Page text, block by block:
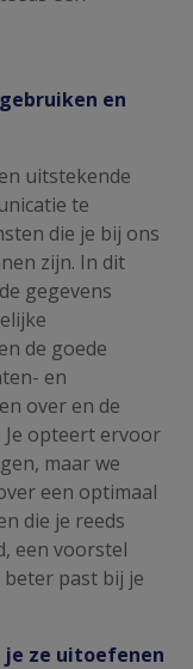
en
uitstekende
te
die je bij ons
zijn. In dit
gegevens
de goede
en
over en de
opteert ervoor
maar we
een optimaal
die je reeds
een voorstel
past bij je
je ze uitoefenen